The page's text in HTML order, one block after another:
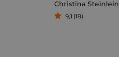
Christina Steinlein
9,1 (18)